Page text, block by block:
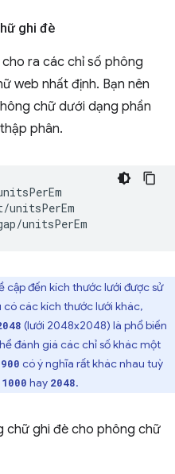
ghi đè
ra các chỉ số phông
web nhất định. Bạn nên
chữ dưới dạng phần
phân.
unitsPerEm
cập đến kích thước lưới được sử
các kích thước lưới khác,
(lưới 2048x2048) là phổ biến
đánh giá các chỉ số khác một
900 có ý nghĩa rất khác nhau tuỳ
1000 hay 2048.
chữ ghi đè cho phông chữ